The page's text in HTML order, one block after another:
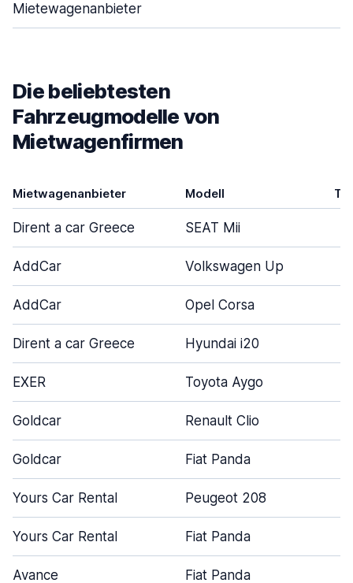
Mietewagenanbieter
Die beliebtesten
Fahrzeugmodelle von
Mietwagenfirmen
Mietwagenanbieter Modell
Dirent a car Greece SEAT Mii
AddCar Volkswagen Up
AddCar Opel Corsa
Dirent a car Greece Hyundai i20
EXER Toyota Aygo
Goldcar Renault Clio
Goldcar Fiat Panda
Yours Car Rental Peugeot 208
Yours Car Rental Fiat Panda
Avance Fiat Panda